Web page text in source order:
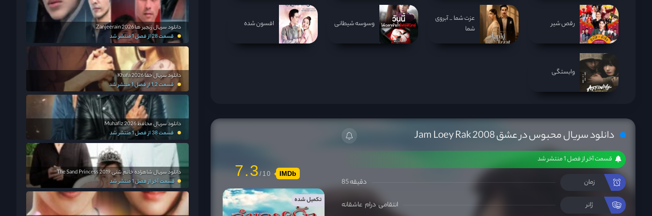
رقص شیر
عزت شما _ آبروی
شما
وسوسه شیطانی افسون شده
وابستگی
دانلود سریال محبوس در عشق Jam Loey Rak 2008
قسمت آخر از فصل 1 منتشر شد
زمان 85 دقیقه
ژانر انتقامی درام عاشقانه
7.3 IMDb
تکمیل شده
دانلود سریال زنجیر ها Zanjeerain 2026
قسمت 28 از فصل 1 منتشر شد
دانلود سریال خفا Khafa 2026
قسمت 1,2 از فصل 1 منتشر شد
دانلود سریال محافظ Muhafiz 2026
قسمت 38 از فصل 1 منتشر شد
دانلود سریال شاهزاده خانم شنی The Sand Princess 2019
قسمت آخر از فصل 1 منتشر شد